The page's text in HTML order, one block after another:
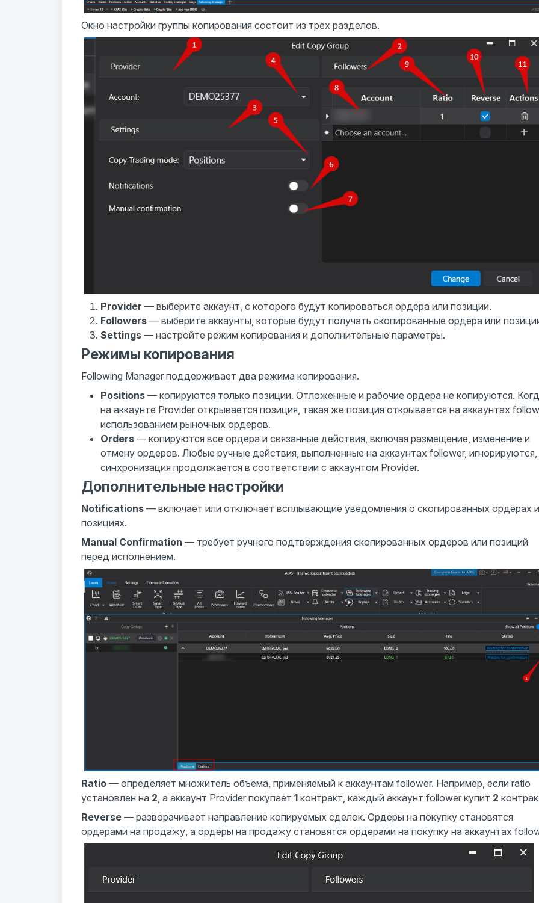
Окно настройки группы копирования состоит из трех разделов.
Provider — выберите аккаунт, с которого будут копироваться ордера или позиции.
Followers — выберите аккаунты, которые будут получать скопированные ордера или
Settings — настройте режим копирования и дополнительные параметры.
Режимы копирования
Following Manager поддерживает два режима копирования.
Positions — копируются только позиции. Отложенные и рабочие ордера не копируются.
на аккаунте Provider открывается позиция, такая же позиция открывается на аккаунтах
использованием рыночных ордеров.
Orders — копируются все ордера и связанные действия, включая размещение, изменение и
отмену ордеров. Любые ручные действия, выполненные на аккаунтах follower, игнорируются,
синхронизация продолжается в соответствии с аккаунтом Provider.
Дополнительные настройки
Notifications — включает или отключает всплывающие уведомления о скопированных ордерах и
позициях.
Manual Confirmation — требует ручного подтверждения скопированных ордеров или позиций
перед исполнением.
Ratio — определяет множитель объема, применяемый к аккаунтам follower. Например, если ratio
установлен на 2, а аккаунт Provider покупает 1 контракт, каждый аккаунт follower купит 2
Reverse — разворачивает направление копируемых сделок. Ордеры на покупку становятся
ордерами на продажу, а ордеры на продажу становятся ордерами на покупку на аккаунтах